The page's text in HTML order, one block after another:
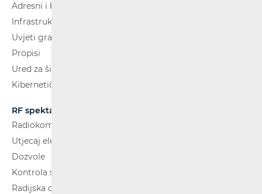
Adresni i brojevni prostor
Infrastruktura
Uvjeti gradnje
Propisi
Ured za širokopojasnost (BCO)
Kibernetička sigurnost
RF spektar
Radiokomunikacije i radiodifuzija
Utjecaj elektromagnetskih polja (EMP)
Dozvole
Kontrola spektra
Radijska oprema